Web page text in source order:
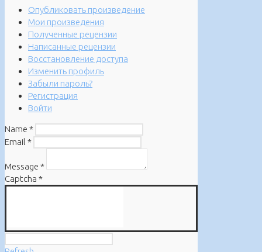
Опубликовать произведение
Мои произведения
Полученные рецензии
Написанные рецензии
Восстановление доступа
Изменить профиль
Забыли пароль?
Регистрация
Войти
Name *
Email *
Message *
Captcha *